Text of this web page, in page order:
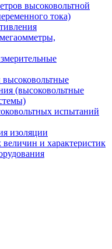
высоковольтной
тока)
(высоковольтные
испытаний
изоляции
и характеристик